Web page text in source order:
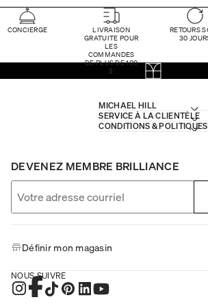
CONCIERGE
LIVRAISON
GRATUITE POUR
LES
COMMANDES
DE PLUS DE 100
$
RETOURS
30
MICHAEL HILL
SERVICE À LA CLIENTÈLE
CONDITIONS & POLITIQUES
DEVENEZ MEMBRE BRILLIANCE
Définir mon magasin
NOUS SUIVRE